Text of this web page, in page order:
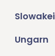
Slowakei
Ungarn